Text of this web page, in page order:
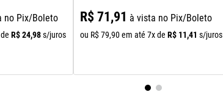
no Pix/Boleto
R$ 24,98 s/juros
R$ 71,91 à vista no Pix/Boleto
ou R$ 79,90 em até 7x de R$ 11,41 s/juros